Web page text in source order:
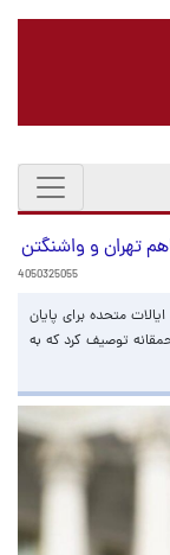
تهران و واشنگتن
4050325055
متحده برای پایان
توصیف کرد که به